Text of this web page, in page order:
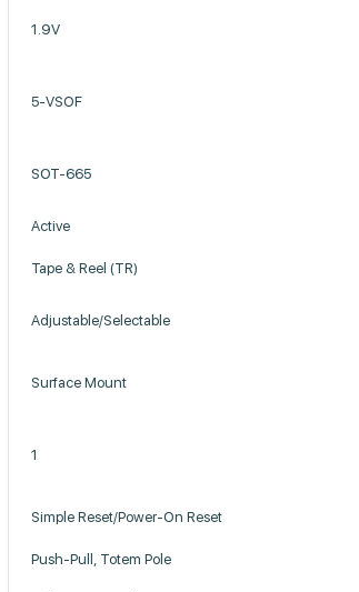
1.9V
5-VSOF
SOT-665
Active
Tape & Reel (TR)
Adjustable/Selectable
Surface Mount
1
Simple Reset/Power-On Reset
Push-Pull, Totem Pole